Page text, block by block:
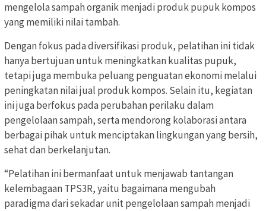
mengelola sampah organik menjadi produk pupuk kompos
yang memiliki nilai tambah.
Dengan fokus pada diversifikasi produk, pelatihan ini tidak
hanya bertujuan untuk meningkatkan kualitas pupuk,
tetapi juga membuka peluang penguatan ekonomi melalui
peningkatan nilai jual produk kompos. Selain itu, kegiatan
ini juga berfokus pada perubahan perilaku dalam
pengelolaan sampah, serta mendorong kolaborasi antara
berbagai pihak untuk menciptakan lingkungan yang bersih,
sehat dan berkelanjutan.
“Pelatihan ini bermanfaat untuk menjawab tantangan
kelembagaan TPS3R, yaitu bagaimana mengubah
paradigma dari sekadar unit pengelolaan sampah menjadi